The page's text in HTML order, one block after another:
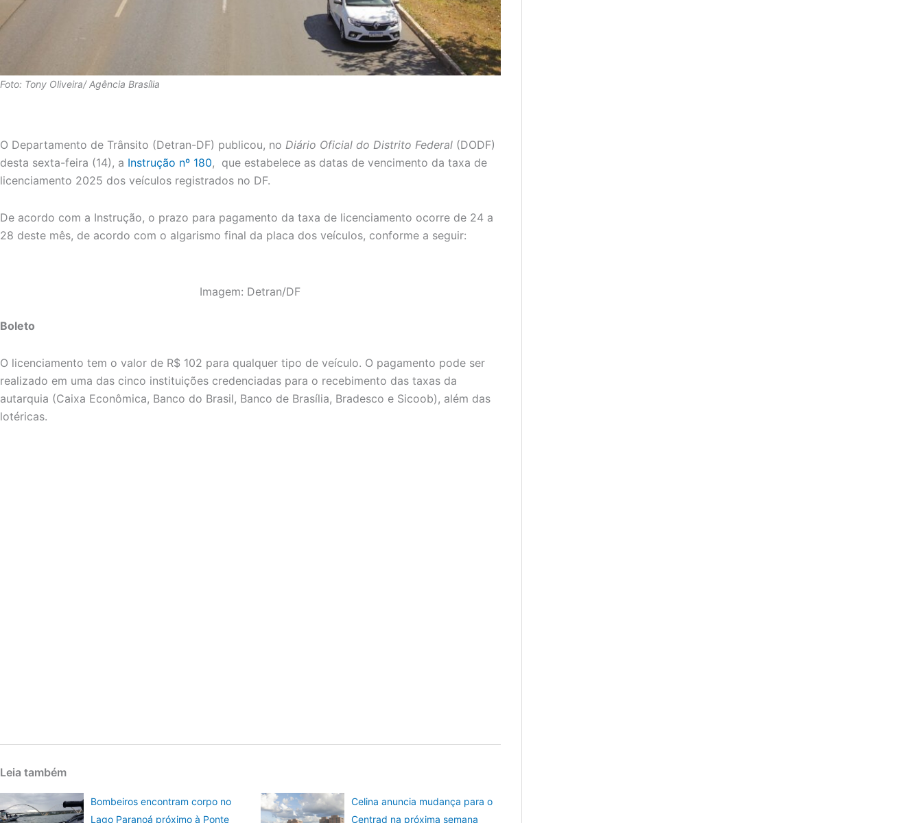
Foto: Tony Oliveira/ Agência Brasília
O Departamento de Trânsito (Detran-DF) publicou, no Diário Oficial do Distrito Federal (DODF)
desta sexta-feira (14), a Instrução nº 180, que estabelece as datas de vencimento da taxa de
licenciamento 2025 dos veículos registrados no DF.
De acordo com a Instrução, o prazo para pagamento da taxa de licenciamento ocorre de 24 a
28 deste mês, de acordo com o algarismo final da placa dos veículos, conforme a seguir:
Imagem: Detran/DF
Boleto
O licenciamento tem o valor de R$ 102 para qualquer tipo de veículo. O pagamento pode ser
realizado em uma das cinco instituições credenciadas para o recebimento das taxas da
autarquia (Caixa Econômica, Banco do Brasil, Banco de Brasília, Bradesco e Sicoob), além das
lotéricas.
Leia também
Bombeiros encontram corpo no
Lago Paranoá próximo à Ponte
Celina anuncia mudança para o
Centrad na próxima semana